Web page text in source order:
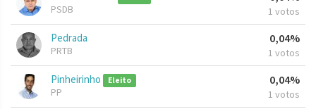
PSDB 1 votos
Pedrada
PRTB
0,04%
1 votos
Pinheirinho Eleito
PP
0,04%
1 votos